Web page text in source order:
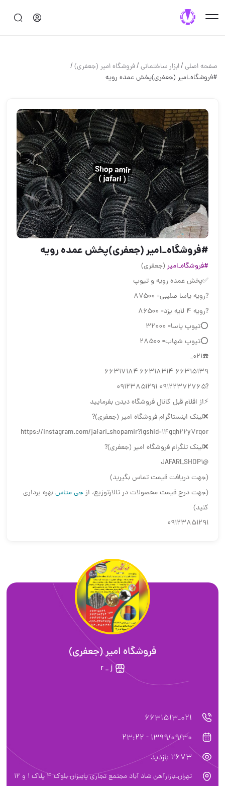
صفحه اصلی/ابزار ساختماني/فروشگاه امیر (جعفری)/
#فروشگاه_امیر (جعفری)پخش عمده رویه
#فروشگاه_امیر (جعفری)پخش عمده رویه
#فروشگاه_امیر (جعفری)
✅پخش عمده رویه و تیوپ
?رویه یاسا صلیبی= ۸۷۵۰۰
?رویه ۴ لایه یزد= ۸۶۵۰۰
⭕تیوپ یاسا= ۳۲۰۰۰
⭕تیوپ شهاب= ۲۸۵۰۰
☎️۰۲۱_
۶۶۳۱۵۱۳۹ ۶۶۳۱۸۳۱۴ ۶۶۳۱۷۱۸۴
?۰۹۱۲۲۳۷۲۷۶۵ ۰۹۱۲۳۸۵۱۲۹۱
⚡️از اقلام قبل کانال فروشگاه دیدن بفرمایید
❌لینک اینستاگرام فروشگاه امیر (جعفری)?
https://instagram.com/jafari_shopamir?igshid=14gqh22y7rqor
❌لینک تلگرام فروشگاه امیر (جعفری)?
@JAFARI_SHOP1
(جهت دریافت قیمت تماس بگیرید)
(جهت درج قیمت محصولات در تالارتوزیع، ازجی متاسبهره برداری
کنید)
09123851291
فروشگاه امیر (جعفری)
r _ j
021_6631513
1399/09/30 - 23:22
2673 بازدید
تهران_بازارآهن شاد آباد مجتمع تجاری پاییزان بلوک ۴ پلاک ۱ و ۱۲